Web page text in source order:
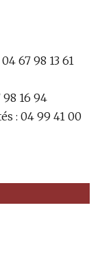
67 98 13 61
16 94
: 04 99 41 00